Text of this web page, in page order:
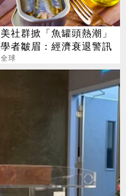
美社群掀「魚罐頭熱潮」
學者皺眉：經濟衰退警訊
全球